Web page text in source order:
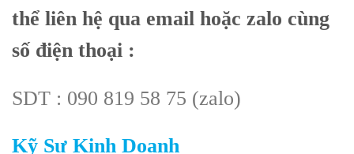
thể liên hệ qua email hoặc zalo cùng
số điện thoại :
SDT : 090 819 58 75 (zalo)
Kỹ Sư Kinh Doanh